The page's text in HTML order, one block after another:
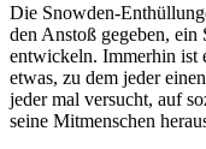
Die Snowden-
den Anstoß gegeben,
entwickeln. Immerhin ist
etwas, zu dem jeder
jeder mal versucht, auf
seine Mitmenschen